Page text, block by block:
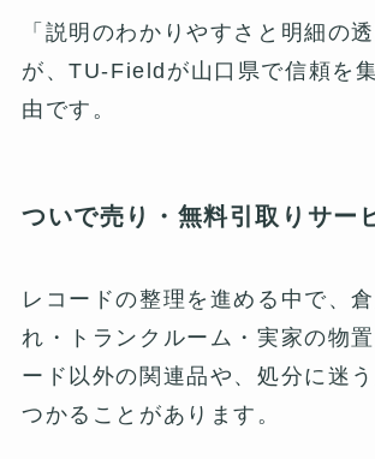
「説明のわかりやすさと明細の
が、TU-Fieldが山口県で信頼を
由です。
ついで売り・無料引取りサー
レコードの整理を進める中で、
れ・トランクルーム・実家の物
ード以外の関連品や、処分に迷
つかることがあります。